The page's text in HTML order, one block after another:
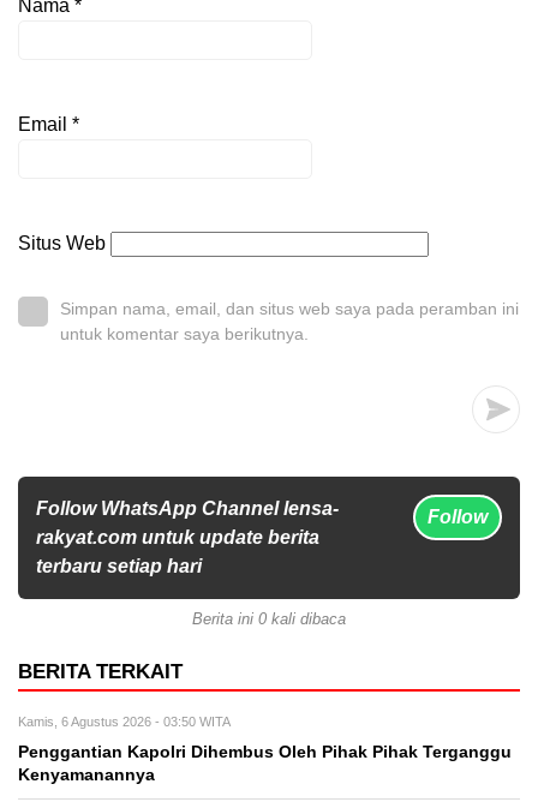
Nama *
Email *
Situs Web
Simpan nama, email, dan situs web saya pada peramban ini
untuk komentar saya berikutnya.
Follow WhatsApp Channel lensa-
rakyat.com untuk update berita
terbaru setiap hari
Follow
Berita ini 0 kali dibaca
BERITA TERKAIT
Kamis, 6 Agustus 2026 - 03:50 WITA
Penggantian Kapolri Dihembus Oleh Pihak Pihak Terganggu
Kenyamanannya